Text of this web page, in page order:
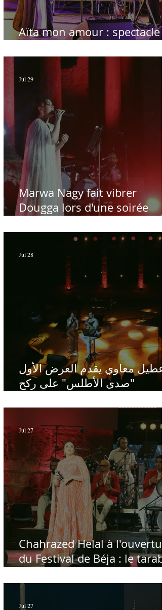
Aïta mon amour : spectacle
Marwa Nagy fait vibrer
Dougga lors d'une soirée
Hamdi - Par Sofien Manaï
Jul 29
عطيل معاوي يقدم العرض الأول
"صدى الأطلس" على ركح
طابعها الخاص
Jul 28
Chahrazed Helal à
du Festival de Béja : le tarab
Jul 27
Jul 27